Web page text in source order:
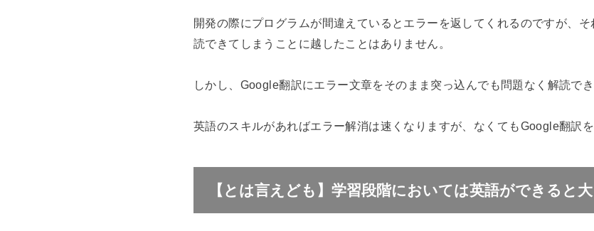
開発の際にプログラムが間違えているとエラーを返してくれるのですが、
読できてしまうことに越したことはありません。
しかし、Google翻訳にエラー文章をそのまま突っ込んでも問題なく解読でき
英語のスキルがあればエラー解消は速くなりますが、なくてもGoogle翻訳
【とは言えども】学習段階においては英語ができると